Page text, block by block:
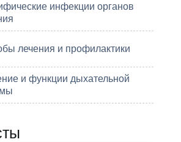
инфекции органов
лечения и профилактики
и функции дыхательной